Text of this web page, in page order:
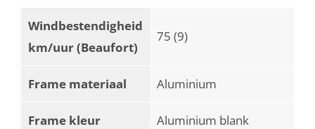
Windbestendigheid
km/uur (Beaufort)
75 (9)
Frame materiaal Aluminium
Frame kleur Aluminium blank